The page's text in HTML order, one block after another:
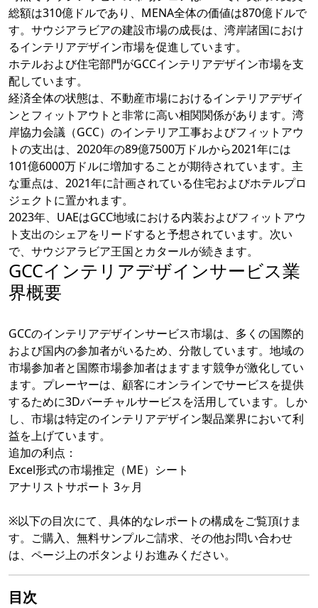
総額は310億ドルであり、MENA全体の価値は870億ドルで
す。サウジアラビアの建設市場の成長は、湾岸諸国におけ
るインテリアデザイン市場を促進しています。
ホテルおよび住宅部門がGCCインテリアデザイン市場を支
配しています。
経済全体の状態は、不動産市場におけるインテリアデザイ
ンとフィットアウトと非常に高い相関関係があります。湾
岸協力会議（GCC）のインテリア工事およびフィットアウ
トの支出は、2020年の89億7500万ドルから2021年には
101億6000万ドルに増加することが期待されています。主
な重点は、2021年に計画されている住宅およびホテルプロ
ジェクトに置かれます。
2023年、UAEはGCC地域における内装およびフィットアウ
ト支出のシェアをリードすると予想されています。次い
で、サウジアラビア王国とカタールが続きます。
GCCインテリアデザインサービス業
界概要
GCCのインテリアデザインサービス市場は、多くの国際的
および国内の参加者がいるため、分散しています。地域の
市場参加者と国際市場参加者はますます競争が激化してい
ます。プレーヤーは、顧客にオンラインでサービスを提供
するために3Dバーチャルサービスを活用しています。しか
し、市場は特定のインテリアデザイン製品業界において利
益を上げています。
追加の利点：
Excel形式の市場推定（ME）シート
アナリストサポート 3ヶ月
※以下の目次にて、具体的なレポートの構成をご覧頂けま
す。ご購入、無料サンプルご請求、その他お問い合わせ
は、ページ上のボタンよりお進みください。
目次